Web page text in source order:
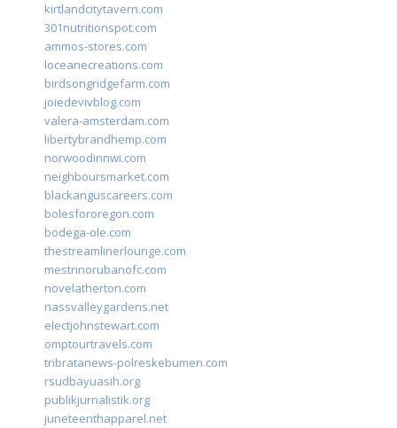
kirtlandcitytavern.com
301nutritionspot.com
ammos-stores.com
loceanecreations.com
birdsongridgefarm.com
joiedevivblog.com
valera-amsterdam.com
libertybrandhemp.com
norwoodinnwi.com
neighboursmarket.com
blackanguscareers.com
bolesfororegon.com
bodega-ole.com
thestreamlinerlounge.com
mestrinorubanofc.com
novelatherton.com
nassvalleygardens.net
electjohnstewart.com
omptourtravels.com
tribratanews-polreskebumen.com
rsudbayuasih.org
publikjurnalistik.org
juneteenthapparel.net